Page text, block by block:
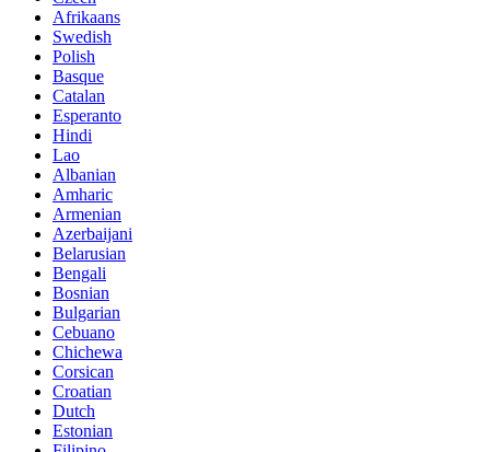
Afrikaans
Swedish
Polish
Basque
Catalan
Esperanto
Hindi
Lao
Albanian
Amharic
Armenian
Azerbaijani
Belarusian
Bengali
Bosnian
Bulgarian
Cebuano
Chichewa
Corsican
Croatian
Dutch
Estonian